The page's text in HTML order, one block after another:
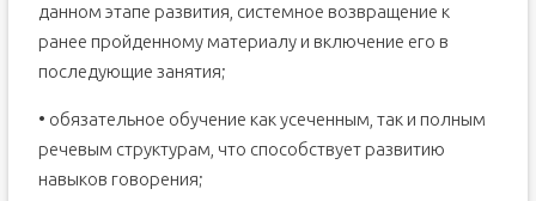
данном этапе развития, системное возвращение к
ранее пройденному материалу и включение его в
последующие занятия;
• обязательное обучение как усеченным, так и полным
речевым структурам, что способствует развитию
навыков говорения;